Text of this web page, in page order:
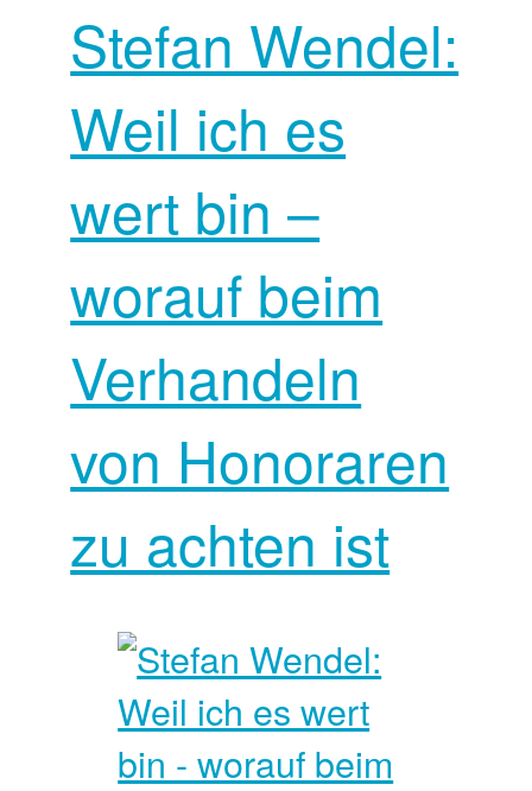
Stefan Wendel:
Weil ich es
wert bin –
worauf beim
Verhandeln
von Honoraren
zu achten ist